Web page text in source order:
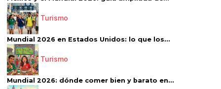
Turismo
Mundial 2026 en Estados Unidos: lo que los...
Turismo
Mundial 2026: dónde comer bien y barato en...